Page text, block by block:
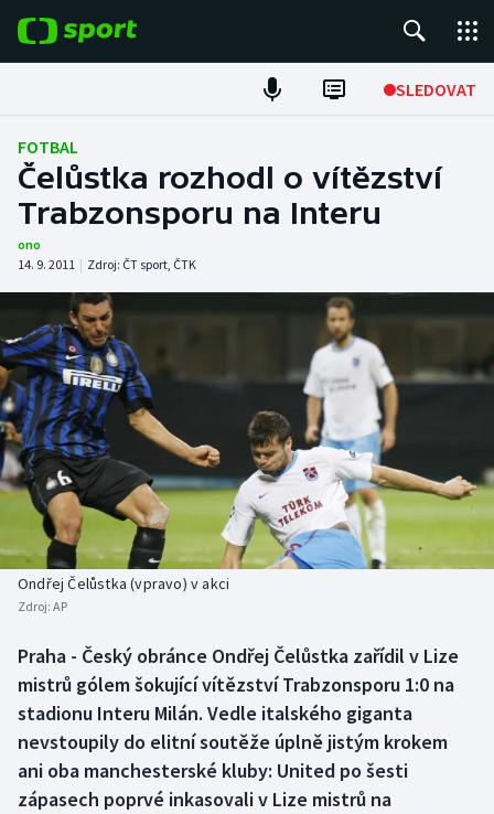
SLEDOVAT
Fotbal
Hokej
Atletika
Cyklistika
DALŠÍ SPORTY
Americký fotbal
Baseball a softbal
Basketbal
Biatlon
Boby a skeleton
Box
Curling
NEPŘEHLÉDNĚTE
Soutěže
Historické návraty
Aplikace ČT sport
AZ kvíz
FOTBAL
Čelůstka rozhodl o vítězství
Trabzonsporu na Interu
ono
14. 9. 2011 | Zdroj: ČT sport, ČTK
Ondřej Čelůstka (vpravo) v akci
Zdroj: AP
Praha - Český obránce Ondřej Čelůstka zařídil v Lize
mistrů gólem šokující vítězství Trabzonsporu 1:0 na
stadionu Interu Milán. Vedle italského giganta
nevstoupily do elitní soutěže úplně jistým krokem
ani oba manchesterské kluby: United po šesti
zápasech poprvé inkasovali v Lize mistrů na